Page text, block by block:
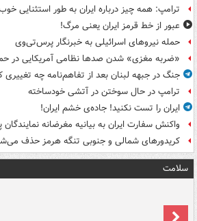
ترامپ: همه چیز درباره ایران به طور استثنایی
عبور از خط قرمز ایران یعنی مرگ!
حمله نیروهای اسرائیلی به خبرنگار پرس‌تی‌وی
«ضربه مغزی» شدن صدها نظامی آمریکایی در
جنگ در جبهه لبنان بعد از تفاهم‌نامه چه تغییری
ترامپ در حال سوختن در آتشی خودساخته
ایران را تست نکنید! جاده‌ی خشم ایران!
واکنش سفارت ایران به بیانیه مغرضانه نمایندگان
کریدورهای شمالی و جنوبی تنگه هرمز حذف
سلامت